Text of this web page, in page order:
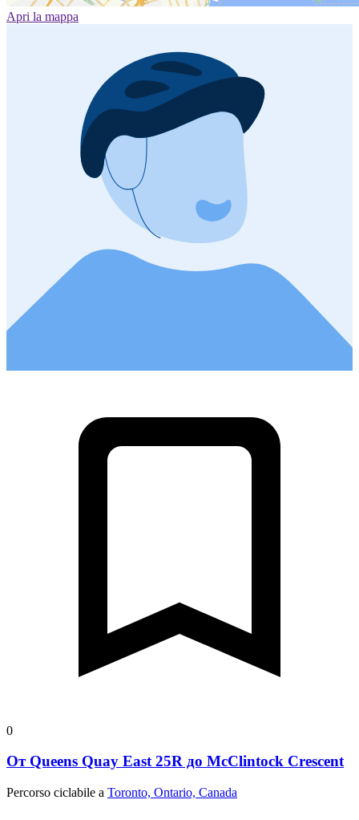
Apri la mappa
0
От Queens Quay East 25R до McClintock Crescent
Percorso ciclabile a Toronto, Ontario, Canada